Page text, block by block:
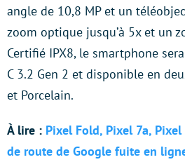
angle de 10,8 MP et un
zoom optique jusqu’à 5x et un
Certifié IPX8, le smartphone
C 3.2 Gen 2 et disponible en
et Porcelain.
À lire : Pixel Fold, Pixel 7a,
de route de Google fuite en